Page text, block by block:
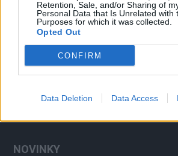
Retention, Sale, and/or Sharing of
Personal Data that Is Unrelated with
Purposes for which it was collected.
Opted Out
CONFIRM
Data Deletion Data Access
osvětlení
Martin Poulíček - 2. 1. 2020
PŘÍBRAM - Jedním z vítězných projektů
byla i rekultivace Svatohorské aleje, kde má
instalaci laviček a nového...
NOVINKY